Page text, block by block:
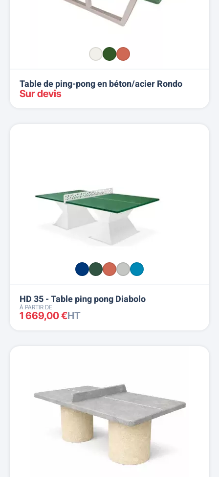
Reference, Z to A
Table de ping-pong en béton/acier Rondo
Sur devis
HD 35 - Table ping pong Diabolo
À PARTIR DE
1 669,00 €HT